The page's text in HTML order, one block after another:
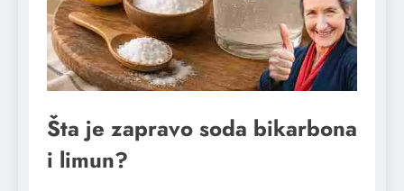
Šta je zapravo soda bikarbona
i limun?